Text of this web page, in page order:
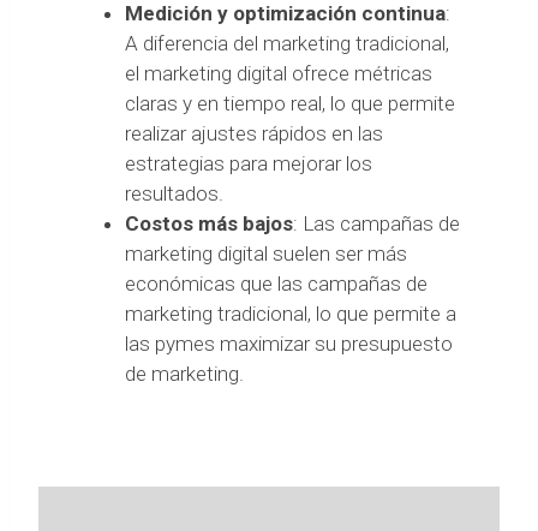
Medición y optimización continua:
A diferencia del marketing tradicional,
el marketing digital ofrece métricas
claras y en tiempo real, lo que permite
realizar ajustes rápidos en las
estrategias para mejorar los
resultados.
Costos más bajos: Las campañas de
marketing digital suelen ser más
económicas que las campañas de
marketing tradicional, lo que permite a
las pymes maximizar su presupuesto
de marketing.